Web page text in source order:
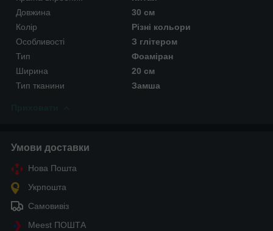
Довжина
30 см
Колір
Різні кольори
Особливості
З глітером
Тип
Фоаміран
Ширина
20 см
Тип тканини
Замша
Умови доставки
Нова Пошта
Укрпошта
Самовивіз
Meest ПОШТА